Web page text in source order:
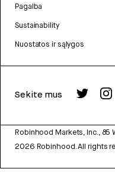
Pagalba
Sustainability
Nuostatos ir sąlygos
Sekite mus
Robinhood Markets, Inc., 85
2026 Robinhood. All rights